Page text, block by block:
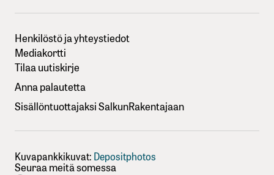
Henkilöstö ja yhteystiedot
Mediakortti
Tilaa uutiskirje
Anna palautetta
Sisällöntuottajaksi SalkunRakentajaan
Kuvapankkikuvat: Depositphotos
Seuraa meitä somessa